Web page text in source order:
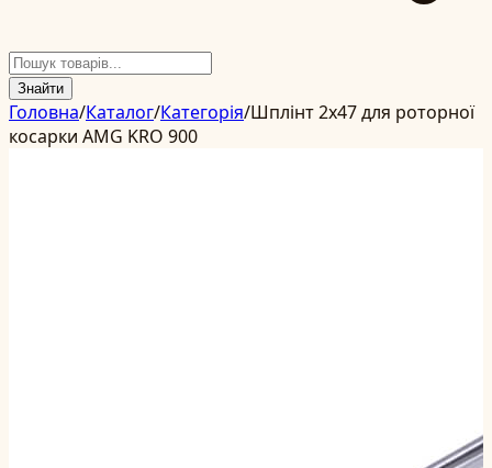
Знайти
Головна/Каталог/Категорія/Шплінт 2x47 для роторної
косарки AMG KRO 900